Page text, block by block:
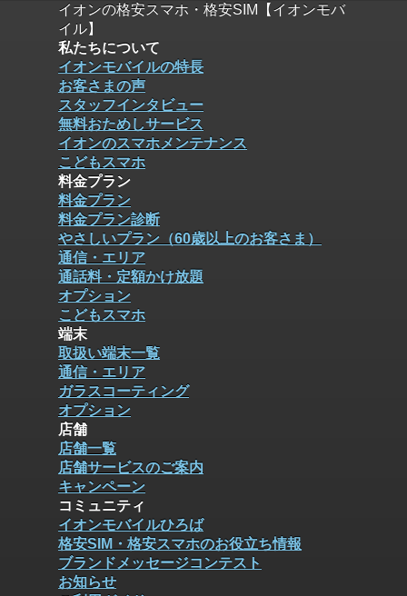
イオンの格安スマホ・格安SIM【イオンモバ
イル】
私たちについて
イオンモバイルの特長
お客さまの声
スタッフインタビュー
無料おためしサービス
イオンのスマホメンテナンス
こどもスマホ
料金プラン
料金プラン
料金プラン診断
やさしいプラン（60歳以上のお客さま）
通信・エリア
通話料・定額かけ放題
オプション
こどもスマホ
端末
取扱い端末一覧
通信・エリア
ガラスコーティング
オプション
店舗
店舗一覧
店舗サービスのご案内
キャンペーン
コミュニティ
イオンモバイルひろば
格安SIM・格安スマホのお役立ち情報
ブランドメッセージコンテスト
お知らせ